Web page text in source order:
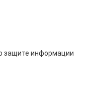
защите информации